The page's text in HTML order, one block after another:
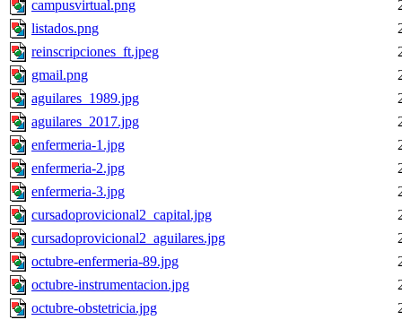
campusvirtual.png
listados.png
reinscripciones_ft.jpeg
gmail.png
aguilares_1989.jpg
aguilares_2017.jpg
enfermeria-1.jpg
enfermeria-2.jpg
enfermeria-3.jpg
cursadoprovicional2_capital.jpg
cursadoprovicional2_aguilares.jpg
octubre-enfermeria-89.jpg
octubre-instrumentacion.jpg
octubre-obstetricia.jpg